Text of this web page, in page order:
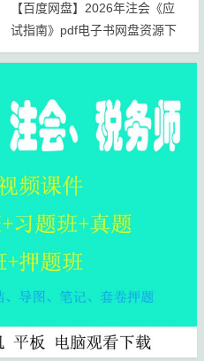
【百度网盘】2026年注会《应
试指南》pdf电子书网盘资源下
载